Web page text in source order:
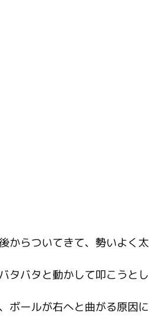
からついてきて、勢いよく太
タバタと動かして叩こうとし
ボールが右へと曲がる原因に